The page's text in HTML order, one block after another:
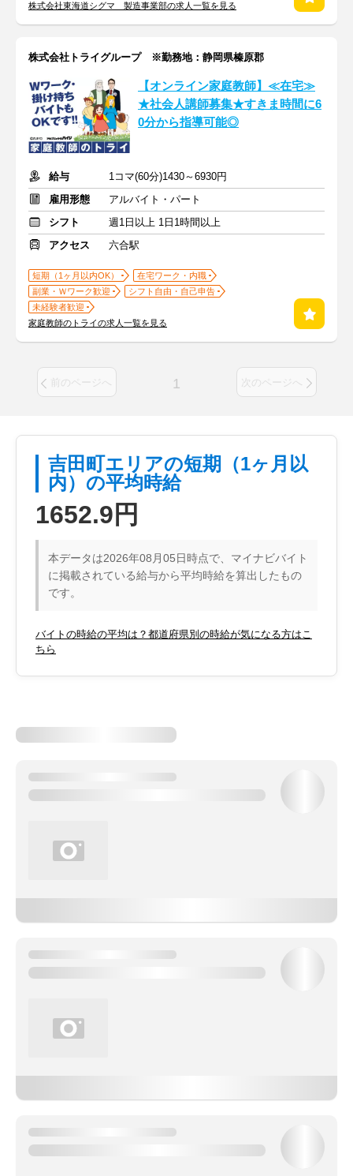
株式会社東海道シグマ 製造事業部の求人一覧を見る
株式会社トライグループ ※勤務地：静岡県榛原郡
【オンライン家庭教師】≪在宅≫
★社会人講師募集★すきま時間に6
0分から指導可能◎
給与
1コマ(60分)1430～6930円
雇用形態
アルバイト・パート
シフト
週1日以上 1日1時間以上
アクセス
六合駅
短期（1ヶ月以内OK）
在宅ワーク・内職
副業・Ｗワーク歓迎
シフト自由・自己申告
未経験者歓迎
家庭教師のトライの求人一覧を見る
前のページへ 1 次のページへ
吉田町エリアの短期（1ヶ月以
内）の平均時給
1652.9円
本データは2026年08月05日時点で、マイナビバイト
に掲載されている給与から平均時給を算出したもの
です。
バイトの時給の平均は？都道府県別の時給が気になる方はこ
ちら